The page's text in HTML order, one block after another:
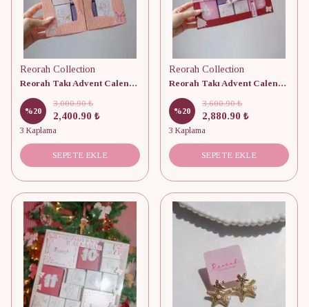
Reorah Collection
Reorah Takı Advent Calendar 9 Adet
%20
3,000.90 ₺
2,400.90 ₺
3 Kaplama
SEPETE EKLE
Reorah Collection
Reorah Takı Advent Calendar 10 Adet
%20
3,600.90 ₺
2,880.90 ₺
3 Kaplama
SEPETE EKLE